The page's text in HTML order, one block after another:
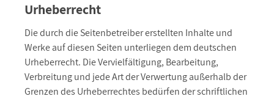
Urheberrecht
Die durch die Seitenbetreiber erstellten Inhalte und
Werke auf diesen Seiten unterliegen dem deutschen
Urheberrecht. Die Vervielfältigung, Bearbeitung,
Verbreitung und jede Art der Verwertung außerhalb der
Grenzen des Urheberrechtes bedürfen der schriftlichen